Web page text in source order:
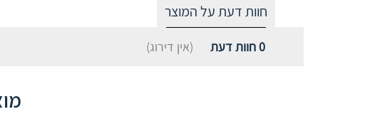
חוות דעת על המוצר
0חוות דעת (אין דירוג)